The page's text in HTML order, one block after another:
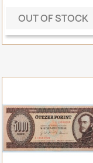
OUT OF STOCK